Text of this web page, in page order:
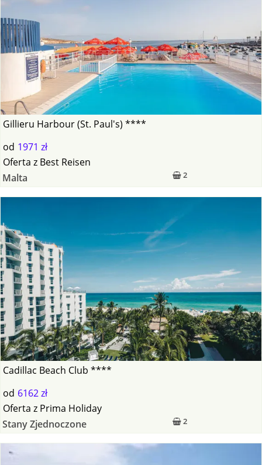
Gillieru Harbour (St. Paul's) ****
od 1971 zł
2
Oferta z Best Reisen
Malta
Cadillac Beach Club ****
od 6162 zł
2
Oferta z Prima Holiday
Stany Zjednoczone